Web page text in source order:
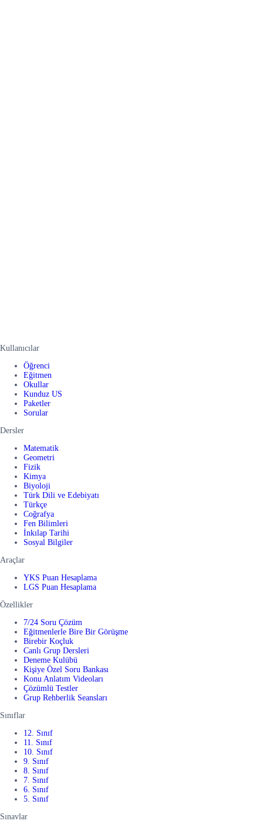
Kullanıcılar
Öğrenci
Eğitmen
Okullar
Kunduz US
Paketler
Sorular
Dersler
Matematik
Geometri
Fizik
Kimya
Biyoloji
Türk Dili ve Edebiyatı
Türkçe
Coğrafya
Fen Bilimleri
İnkılap Tarihi
Sosyal Bilgiler
Araçlar
YKS Puan Hesaplama
LGS Puan Hesaplama
Özellikler
7/24 Soru Çözüm
Eğitmenlerle Bire Bir Görüşme
Birebir Koçluk
Canlı Grup Dersleri
Deneme Kulübü
Kişiye Özel Soru Bankası
Konu Anlatım Videoları
Çözümlü Testler
Grup Rehberlik Seansları
Sınıflar
12. Sınıf
11. Sınıf
10. Sınıf
9. Sınıf
8. Sınıf
7. Sınıf
6. Sınıf
5. Sınıf
Sınavlar